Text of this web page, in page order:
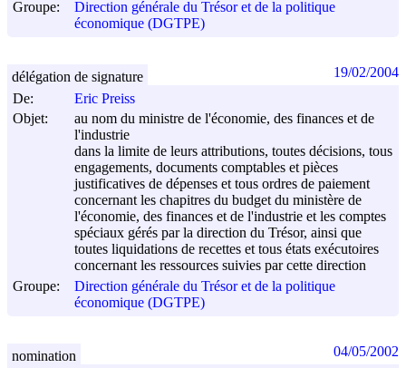
Groupe:
Direction générale du Trésor et de la politique
économique (DGTPE)
De:
Eric Preiss
Objet:
au nom du ministre de l'économie, des finances et de
l'industrie
dans la limite de leurs attributions, toutes décisions, tous
engagements, documents comptables et pièces
justificatives de dépenses et tous ordres de paiement
concernant les chapitres du budget du ministère de
l'économie, des finances et de l'industrie et les comptes
spéciaux gérés par la direction du Trésor, ainsi que
toutes liquidations de recettes et tous états exécutoires
concernant les ressources suivies par cette direction
Groupe:
Direction générale du Trésor et de la politique
économique (DGTPE)
délégation de signature 19/02/2004
nomination 04/05/2002